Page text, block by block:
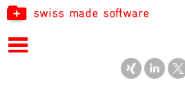
swiss made software